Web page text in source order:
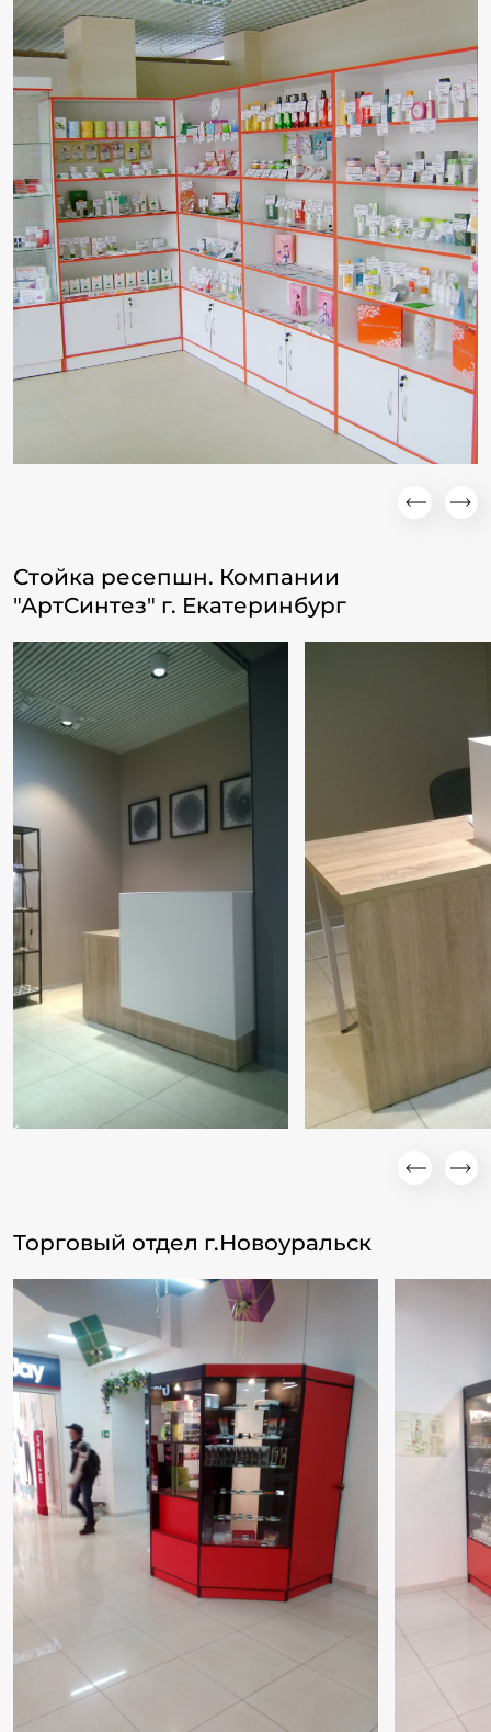
Стойка ресепшн. Компании
"АртСинтез" г. Екатеринбург
Торговый отдел г.Новоуральск